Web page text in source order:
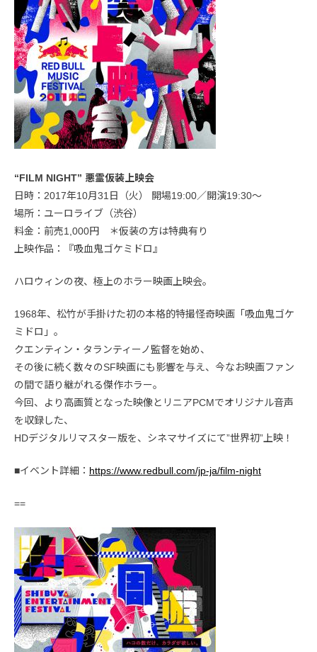
“FILM NIGHT” 悪霊仮装上映会
日時：2017年10月31日（火） 開場19:00／開演19:30〜
場所：ユーロライブ（渋谷）
料金：前売1,000円 ＊仮装の方は特典有り
上映作品：『吸血鬼ゴケミドロ』
ハロウィンの夜、極上のホラー映画上映会。
1968年、松竹が手掛けた初の本格的特撮怪奇映画「吸血鬼ゴケ
ミドロ」。
クエンティン・タランティーノ監督を始め、
その後に続く数々のSF映画にも影響を与え、今なお映画ファン
の間で語り継がれる傑作ホラー。
今回、より高画質となった映像とリニアPCMでオリジナル音声
を収録した、
HDデジタルリマスター版を、シネマサイズにて”世界初”上映！
■イベント詳細： https://www.redbull.com/jp-ja/film-night
==